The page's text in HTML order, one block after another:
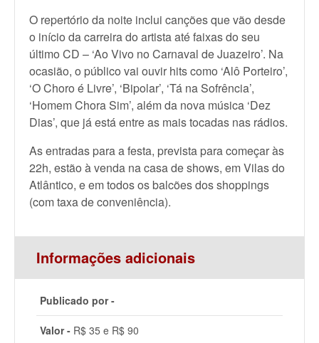
O repertório da noite inclui canções que vão desde
o início da carreira do artista até faixas do seu
último CD – ‘Ao Vivo no Carnaval de Juazeiro’. Na
ocasião, o público vai ouvir hits como ‘Alô Porteiro’,
‘O Choro é Livre’, ‘Bipolar’, ‘Tá na Sofrência’,
‘Homem Chora Sim’, além da nova música ‘Dez
Dias’, que já está entre as mais tocadas nas rádios.
As entradas para a festa, prevista para começar às
22h, estão à venda na casa de shows, em Vilas do
Atlântico, e em todos os balcões dos shoppings
(com taxa de conveniência).
Informações adicionais
Publicado por -
Valor - R$ 35 e R$ 90